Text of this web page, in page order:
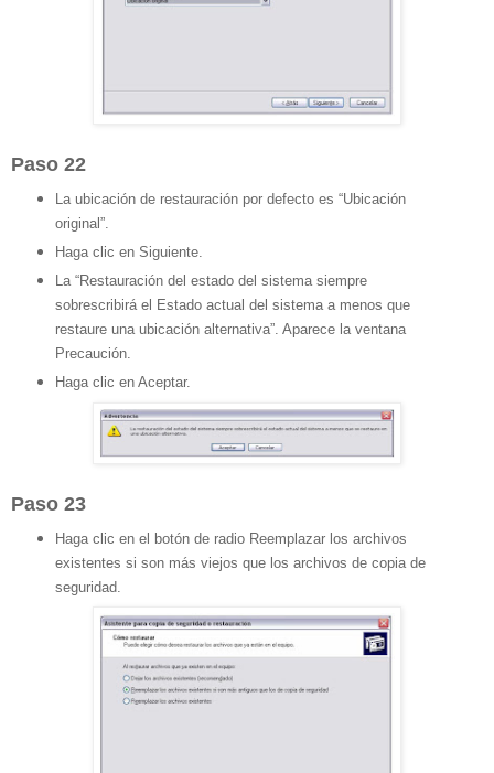
Paso 22
La ubicación de restauración por defecto es “Ubicación
original”.
Haga clic en Siguiente.
La “Restauración del estado del sistema siempre
sobrescribirá el Estado actual del sistema a menos que
restaure una ubicación alternativa”. Aparece la ventana
Precaución.
Haga clic en Aceptar.
Paso 23
Haga clic en el botón de radio Reemplazar los archivos
existentes si son más viejos que los archivos de copia de
seguridad.